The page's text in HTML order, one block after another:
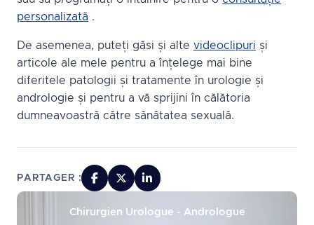
personalizată .
De asemenea, puteți găsi și alte videoclipuri și
articole ale mele pentru a înțelege mai bine
diferitele patologii și tratamente în urologie și
andrologie și pentru a vă sprijini în călătoria
dumneavoastră către sănătatea sexuală.
PARTAGER :
Chirurgien Urologue - Andrologue